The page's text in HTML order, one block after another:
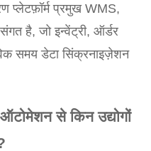
प्लेटफ़ॉर्म प्रमुख WMS,
है, जो इन्वेंट्री, ऑर्डर
समय डेटा सिंक्रनाइज़ेशन
से किन उद्योगों